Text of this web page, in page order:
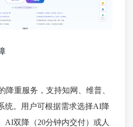
降重服务，支持知网、维普、
统。用户可根据需求选择AI降
AI双降（20分钟内交付）或人